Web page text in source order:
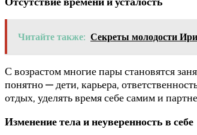
Читайте также: Секреты молодости
С возрастом многие пары становятся
понятно — дети, карьера,
отдых, уделять время себе самим и
Изменение тела и неуверенность в себе